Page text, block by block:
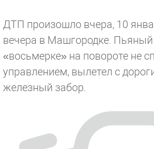
ДТП произошло вчера, 10
вечера в Машгородке.
«восьмерке» на повороте не
управлением, вылетел с
железный забор.